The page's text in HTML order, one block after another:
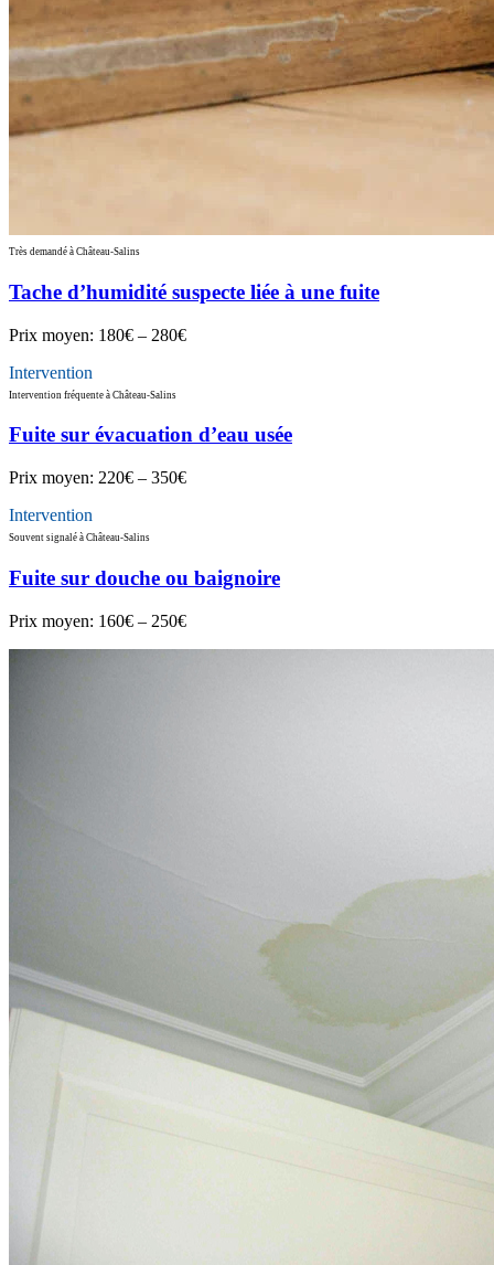
Très demandé à Château-Salins
Tache d’humidité suspecte liée à une fuite
Prix moyen: 180€ – 280€
Intervention
Intervention fréquente à Château-Salins
Fuite sur évacuation d’eau usée
Prix moyen: 220€ – 350€
Intervention
Souvent signalé à Château-Salins
Fuite sur douche ou baignoire
Prix moyen: 160€ – 250€